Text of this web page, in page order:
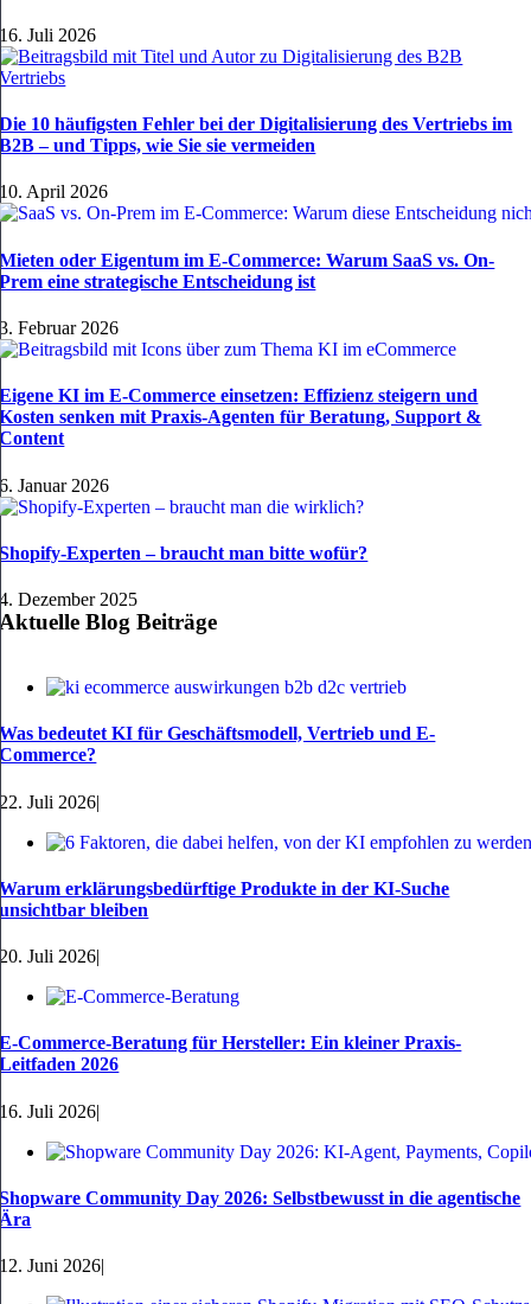
16. Juli 2026
Die 10 häufigsten Fehler bei der Digitalisierung des Vertriebs im
B2B – und Tipps, wie Sie sie vermeiden
10. April 2026
Mieten oder Eigentum im E-Commerce: Warum SaaS vs. On-
Prem eine strategische Entscheidung ist
3. Februar 2026
Eigene KI im E-Commerce einsetzen: Effizienz steigern und
Kosten senken mit Praxis-Agenten für Beratung, Support &
Content
6. Januar 2026
Shopify-Experten – braucht man bitte wofür?
4. Dezember 2025
Aktuelle Blog Beiträge
Was bedeutet KI für Geschäftsmodell, Vertrieb und E-
Commerce?
22. Juli 2026|
Warum erklärungsbedürftige Produkte in der KI-Suche
unsichtbar bleiben
20. Juli 2026|
E-Commerce-Beratung für Hersteller: Ein kleiner Praxis-
Leitfaden 2026
16. Juli 2026|
Shopware Community Day 2026: Selbstbewusst in die agentische
Ära
12. Juni 2026|